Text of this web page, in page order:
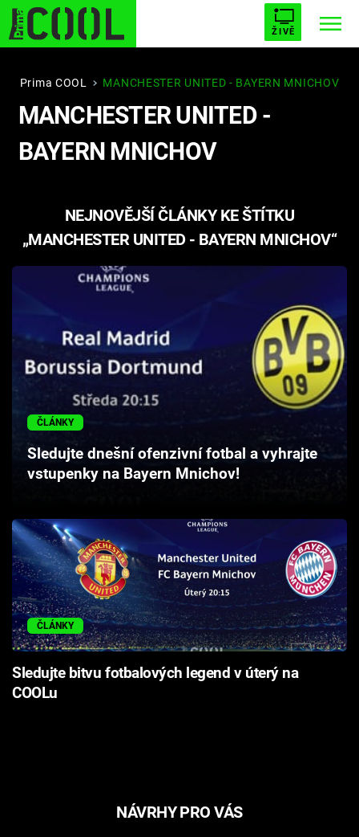
ŽIVĚ
Trendy: STARHOUSE BUFFY, PŘEMOŽITELKA UPÍRŮ
ESCAPE PLNEJ KOTEL AVENGERS 5
Témata
Hry
Cool Esport
Pořady
TV Program
Přihlášení
Sledujte nás
Prima COOL MANCHESTER UNITED - BAYERN MNICHOV
MANCHESTER UNITED -
BAYERN MNICHOV
NEJNOVĚJŠÍ ČLÁNKY KE ŠTÍTKU
„MANCHESTER UNITED - BAYERN MNICHOV“
ČLÁNKY
Sledujte dnešní ofenzivní fotbal a vyhrajte
vstupenky na Bayern Mnichov!
ČLÁNKY
Sledujte bitvu fotbalových legend v úterý na
COOLu
NÁVRHY PRO VÁS